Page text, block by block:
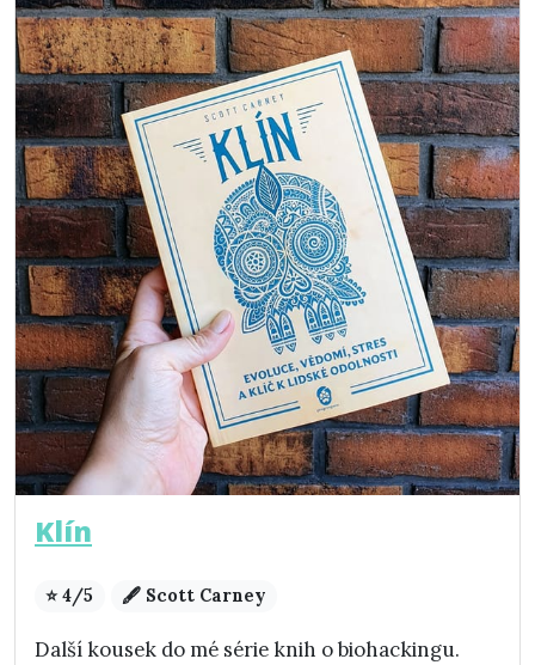
Klín
⭐ 4/5 🖋️ Scott Carney
Další kousek do mé série knih o biohackingu.